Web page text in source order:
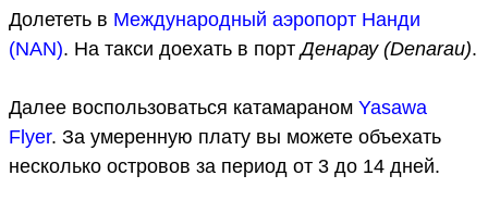
Долететь в Международный аэропорт Нанди
(NAN). На такси доехать в портДенарау (Denarau).
Далее воспользоваться катамараном Yasawa
Flyer. За умеренную плату вы можете объехать
несколько островов за период от 3 до 14 дней.